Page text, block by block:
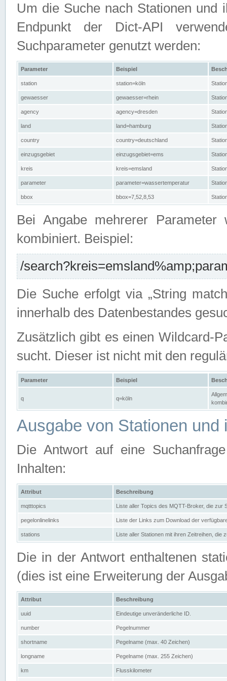
Um die Suche nach Stationen und
Endpunkt der Dict-API
Suchparameter genutzt werden:
Parameter Beispiel
station station=köln
gewaesser gewaesser=rhein
agency agency=dresden
land land=hamburg
country country=deutschland
einzugsgebiet einzugsgebiet=ems
kreis kreis=emsland
parameter parameter=wassertemperatur
bbox bbox=7,52,8,53
Bei Angabe mehrerer Parameter
kombiniert. Beispiel:
/
Die Suche erfolgt via „String
innerhalb des Datenbestandes
Zusätzlich gibt es einen Wildcard-
sucht. Dieser ist nicht mit den
Parameter Beispiel
q q=köln
Ausgabe von Stationen und
Die Antwort auf eine
Inhalten:
Attribut Beschreibung
mqtttopics Liste aller Topics des MQTT-Broker, die zur
pegelonlinelinks Liste der Links zum Download der
stations Liste aller Stationen mit ihren Zeitreihen, die
Die in der Antwort enthaltenen
(dies ist eine Erweiterung der
Attribut Beschreibung
uuid Eindeutige unveränderliche ID.
number Pegelnummer
shortname Pegelname (max. 40 Zeichen)
longname Pegelname (max. 255 Zeichen)
km Flusskilometer